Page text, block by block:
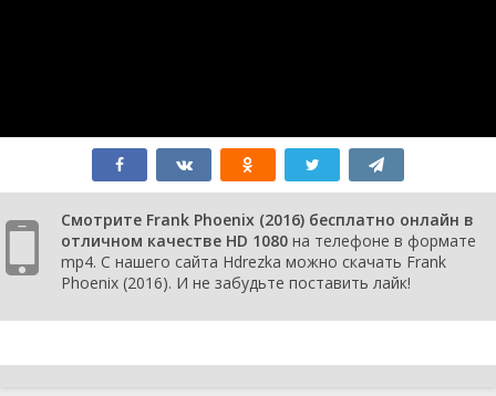
Смотрите Frank Phoenix (2016) бесплатно онлайн в
отличном качестве HD 1080 на телефоне в формате
mp4. С нашего сайта Hdrezka можно скачать Frank
Phoenix (2016). И не забудьте поставить лайк!